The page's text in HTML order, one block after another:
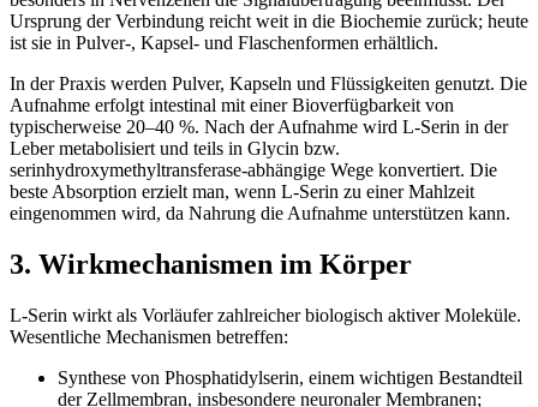
Ursprung der Verbindung reicht weit in die Biochemie zurück; heute
ist sie in Pulver-, Kapsel- und Flaschenformen erhältlich.
In der Praxis werden Pulver, Kapseln und Flüssigkeiten genutzt. Die
Aufnahme erfolgt intestinal mit einer Bioverfügbarkeit von
typischerweise 20–40 %. Nach der Aufnahme wird L-Serin in der
Leber metabolisiert und teils in Glycin bzw.
serinhydroxymethyltransferase-abhängige Wege konvertiert. Die
beste Absorption erzielt man, wenn L-Serin zu einer Mahlzeit
eingenommen wird, da Nahrung die Aufnahme unterstützen kann.
3. Wirkmechanismen im Körper
L-Serin wirkt als Vorläufer zahlreicher biologisch aktiver Moleküle.
Wesentliche Mechanismen betreffen:
Synthese von Phosphatidylserin, einem wichtigen Bestandteil
der Zellmembran, insbesondere neuronaler Membranen;